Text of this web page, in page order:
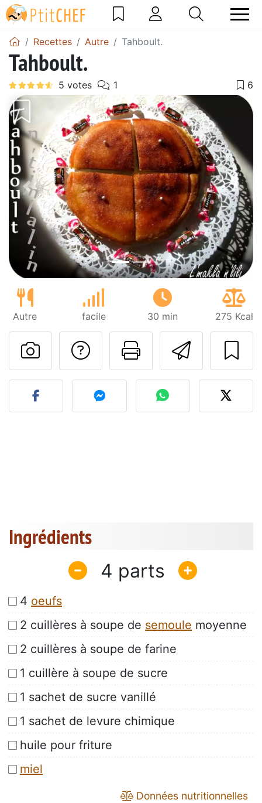
Recettes Autre Tahboult.
Tahboult.
Précédent
Autre facile 30 min 275 Kcal
Imprimer
Poser une
Publier votre photo de
Ingrédients
4
4 oeufs
2 cuillères à soupe de semoule moyenne
2 cuillères à soupe de farine
1 cuillère à soupe de sucre
1 sachet de sucre vanillé
1 sachet de levure chimique
huile pour friture
miel
Données nutritionnelles